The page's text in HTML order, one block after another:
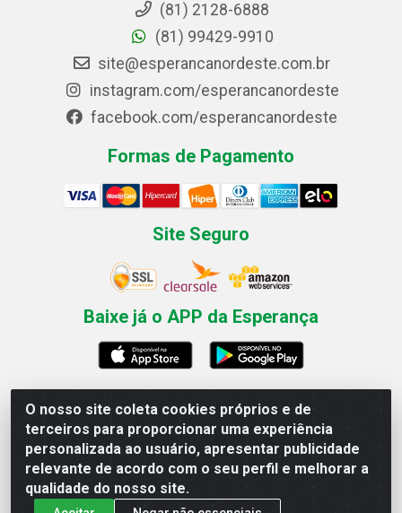
O nosso site coleta cookies próprios e de
terceiros para proporcionar uma experiência
personalizada ao usuário, apresentar publicidade
relevante de acordo com o seu perfil e melhorar a
qualidade do nosso site.
(81) 2128-6888
(81) 99429-9910
site@esperancanordeste.com.br
instagram.com/esperancanordeste
facebook.com/esperancanordeste
Formas de Pagamento
Site Seguro
Baixe já o APP da Esperança
Esperança Nordeste - Rua Professor Caldas Filho, 291 -
Estância - Recife / PE CEP: 50771-335 - CNPJ
03.666.136/0001-23